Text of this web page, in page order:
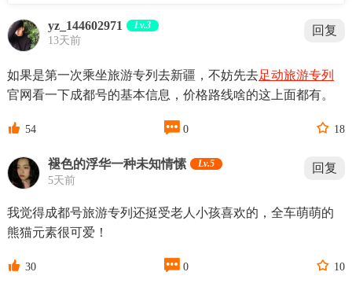
yz_144602971 Lv.3
13天前
回复
如果是第一次乘坐旅游专列去新疆，不妨先去足动旅游专列
官网看一下成都号的基本信息，价格路线啥的这上面都有。
 54  0  18
褪色的浮华一种未知情愫 Lv.5
5天前
回复
我觉得成都号旅游专列还挺受老人小孩喜欢的，全车萌萌的
熊猫元素很可爱！
 30  0  10